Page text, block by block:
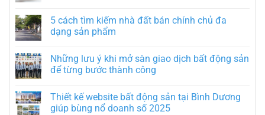
5 cách tìm kiếm nhà đất bán chính chủ đa
dạng sản phẩm
Những lưu ý khi mở sàn giao dịch bất động sản
để từng bước thành công
Thiết kế website bất động sản tại Bình Dương
giúp bùng nổ doanh số 2025